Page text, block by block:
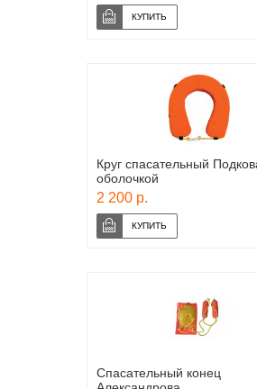
Круг спасательный
оболочкой
2 200 р.
Спасательный конец